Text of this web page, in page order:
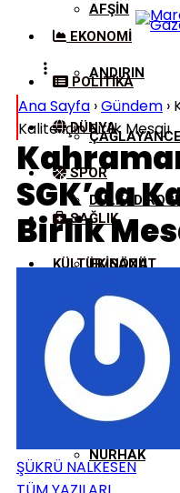
AFŞIN
ANDIRIN
EKINÖZÜ
ELBISTAN
GÖKSUN
NURHAK
EKONOMI
POLITIKA
DÜNYA
SPOR
SAĞLIK
KÜLTÜR/SANAT
Ana Sayfa ›Gündem ›
Kalite İçin Birlik Mesajı
SGK’da
Birlik
ŞÜKRÜ NALKESEN